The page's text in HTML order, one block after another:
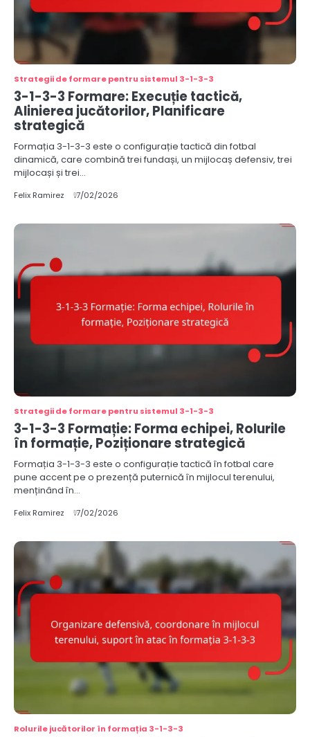
Strategii de formare pentru sistemul 3-1-3-3
3-1-3-3 Formare: Execuție tactică,
Alinierea jucătorilor, Planificare
strategică
Formația 3-1-3-3 este o configurație tactică din fotbal
dinamică, care combină trei fundași, un mijlocaș defensiv, trei
mijlocași și trei…
Felix Ramirez 17/02/2026
Strategii de formare pentru sistemul 3-1-3-3
3-1-3-3 Formație: Forma echipei, Rolurile
în formație, Poziționare strategică
Formația 3-1-3-3 este o configurație tactică în fotbal care
pune accent pe o prezență puternică în mijlocul terenului,
menținând în…
Felix Ramirez 17/02/2026
Rolurile jucătorilor în formația 3-1-3-3